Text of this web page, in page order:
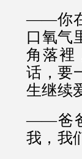
——你在
口氧气
角落裡
话，要
生继
——爸
我，我